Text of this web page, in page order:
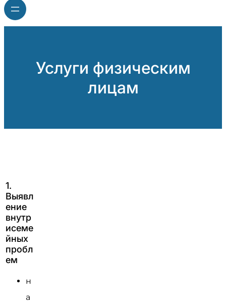
Услуги физическим
лицам
1.
Выявл
ение
внутр
исеме
йных
пробл
ем
н
а